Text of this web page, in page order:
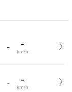
- -
km/h
- -
km/h